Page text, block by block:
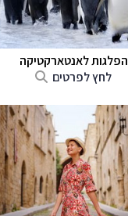
הפלגות לאנטארקטיקה
לחץ לפרטים